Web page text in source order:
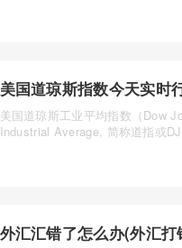
美国道琼斯工业平均指数（Dow
Industrial Average, 简称道指或